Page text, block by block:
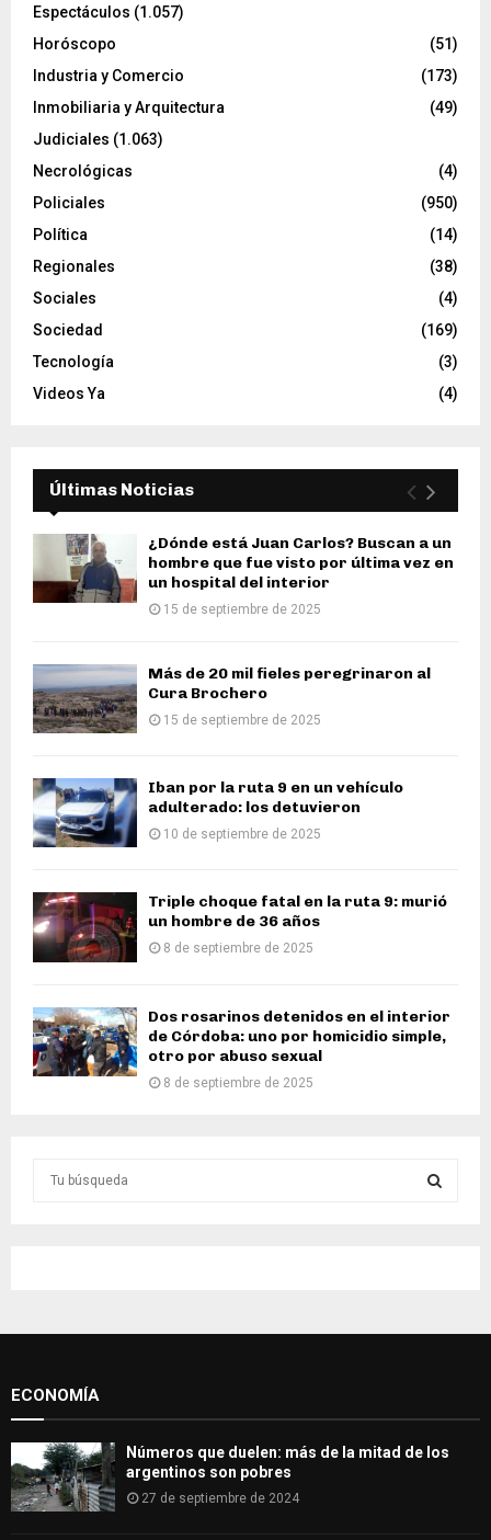
Espectáculos (1.057)
Horóscopo
(51)
Industria y Comercio
(173)
Inmobiliaria y Arquitectura
(49)
Judiciales (1.063)
Necrológicas
(4)
Policiales
(950)
Política
(14)
Regionales
(38)
Sociales
(4)
Sociedad
(169)
Tecnología
(3)
Videos Ya
(4)
Últimas Noticias
¿Dónde está Juan Carlos? Buscan a un
hombre que fue visto por última vez en
un hospital del interior
15 de septiembre de 2025
Más de 20 mil fieles peregrinaron al
Cura Brochero
15 de septiembre de 2025
Iban por la ruta 9 en un vehículo
adulterado: los detuvieron
10 de septiembre de 2025
Triple choque fatal en la ruta 9: murió
un hombre de 36 años
8 de septiembre de 2025
Dos rosarinos detenidos en el interior
de Córdoba: uno por homicidio simple,
otro por abuso sexual
8 de septiembre de 2025
o
H
ECONOMÍA
Números que duelen: más de la mitad de los
argentinos son pobres
27 de septiembre de 2024